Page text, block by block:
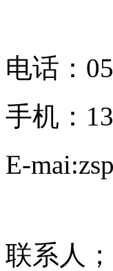
电话：
手机：
E-
联系人